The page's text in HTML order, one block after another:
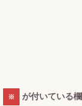
※
が付いている欄